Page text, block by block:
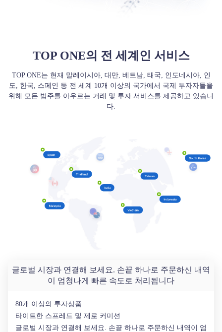
TOP ONE의 전 세계인 서비스
TOP ONE는 현재 말레이시아, 대만, 베트남, 태국, 인도네시아, 인
도, 한국, 스페인 등 전 세계 10개 이상의 국가에서 국제 투자자들을
위해 모든 범주를 아우르는 거래 및 투자 서비스를 제공하고 있습니
다.
글로벌 시장과 연결해 보세요. 손끝 하나로 주문하신 내역
이 엄청나게 빠른 속도로 처리됩니다
80개 이상의 투자상품
타이트한 스프레드 및 제로 커미션
글로벌 시장과 연결해 보세요. 손끝 하나로 주문하신 내역이 엄